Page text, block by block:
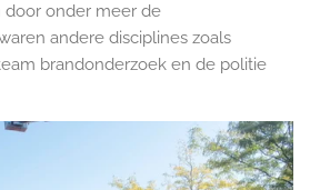
door onder meer de
andere disciplines zoals
brandonderzoek en de politie